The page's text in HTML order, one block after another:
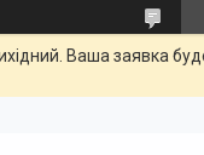
Ваша заявка